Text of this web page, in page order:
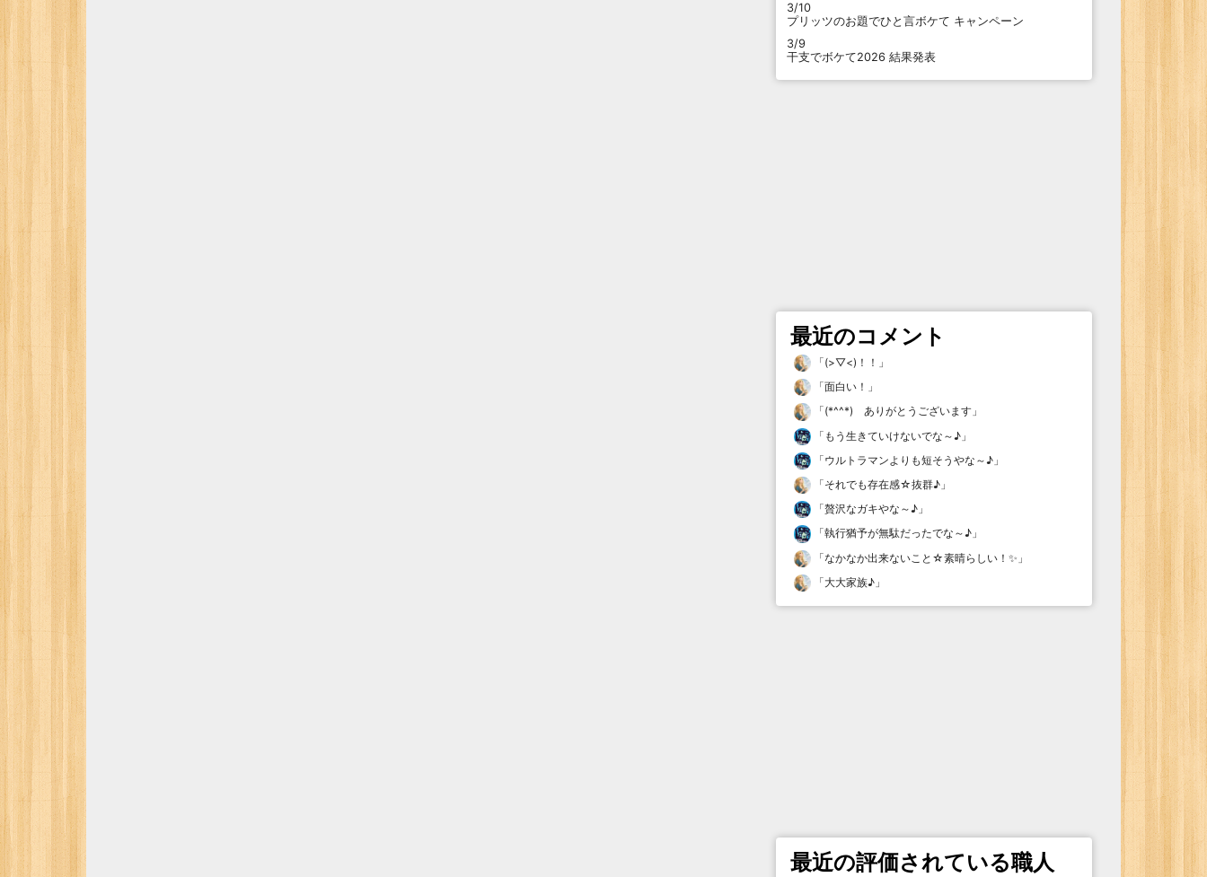
3/10
プリッツのお題でひと言ボケて キャンペーン
3/9
干支でボケて2026 結果発表
最近のコメント
「(>▽<)！！ 」
「面白い！ 」
「(*^^*) ありがとうございます 」
「 もう生きていけないでな～♪ 」
「ウルトラマンよりも短そうやな～♪ 」
「それでも存在感☆抜群♪ 」
「贅沢なガキやな～♪ 」
「執行猶予が無駄だったでな～♪ 」
「なかなか出来ないこと☆素晴らしい！✨ 」
「大大家族♪ 」
最近の評価されている職人